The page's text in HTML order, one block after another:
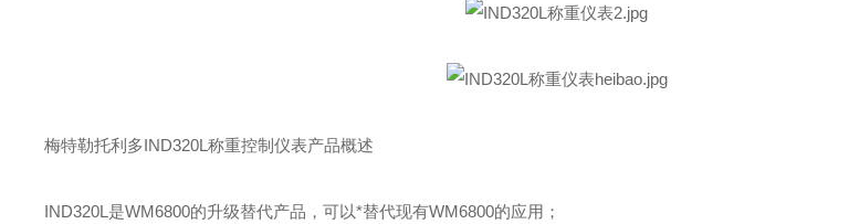
梅特勒托利多IND320L称重控制仪表产品概述
IND320L是WM6800的升级替代产品，可以*替代现有WM6800的应用；